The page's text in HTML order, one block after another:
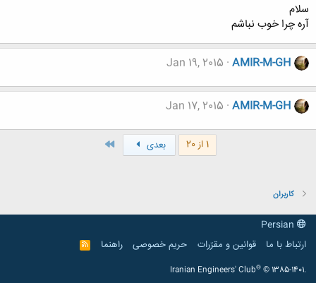
سلام
آره چرا خوب نباشم
AMIR-M-GH
Jan 19, 2015
AMIR-M-GH
Jan 17, 2015
1 از 20 بعدی
کاربران
ارتباط با ما
قوانین و مقرّرات حریم خصوصی راهنما
R
S
Iranian Engineers' Club® © 1385-1401.